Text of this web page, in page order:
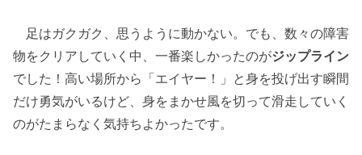
足はガクガク、思うように動かない。でも、数々の障害
物をクリアしていく中、一番楽しかったのがジップライン
でした！高い場所から「エイヤー！」と身を投げ出す瞬間
だけ勇気がいるけど、身をまかせ風を切って滑走していく
のがたまらなく気持ちよかったです。